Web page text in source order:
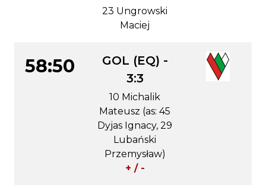
23 Ungrowski
Maciej
58:50
GOL (EQ) -
3:3
10 Michalik
Mateusz (as: 45
Dyjas Ignacy, 29
Lubański
Przemysław)
+ / -